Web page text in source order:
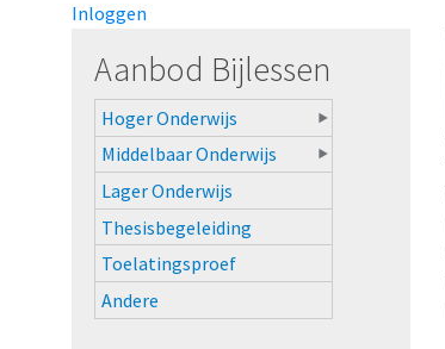
Inloggen
Aanbod Bijlessen
Hoger Onderwijs
Middelbaar Onderwijs
Lager Onderwijs
Thesisbegeleiding
Toelatingsproef
Andere